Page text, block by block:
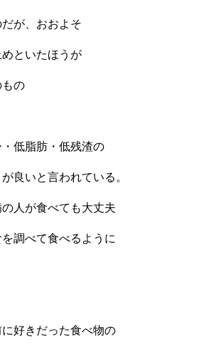
が、おおよそ
といたほうが
もの
低脂肪・低残渣の
良いと言われている。
人が食べても大丈夫
調べて食べるように
好きだった食べ物の